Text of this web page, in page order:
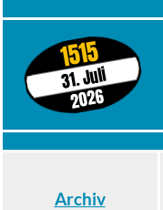
1515
31. Juli
2026
Archiv